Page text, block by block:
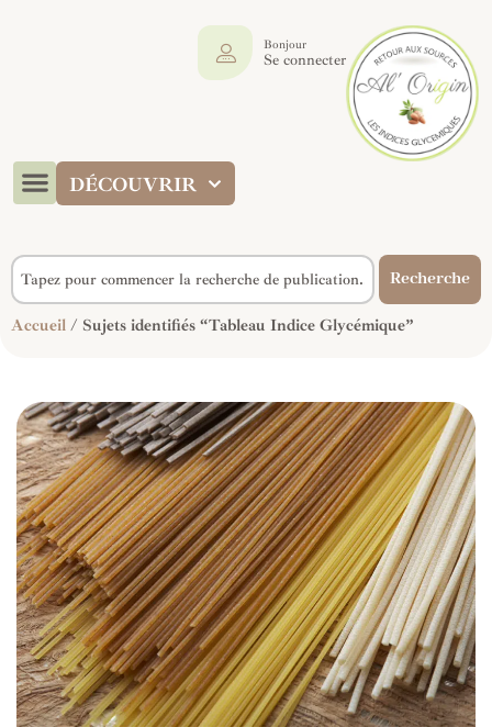
DÉCOUVRIR
Bonjour
Se connecter
Recherche
Accueil / Sujets identifiés “Tableau Indice Glycémique”